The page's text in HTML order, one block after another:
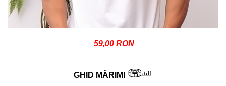
59,00 RON
GHID MĂRIMI